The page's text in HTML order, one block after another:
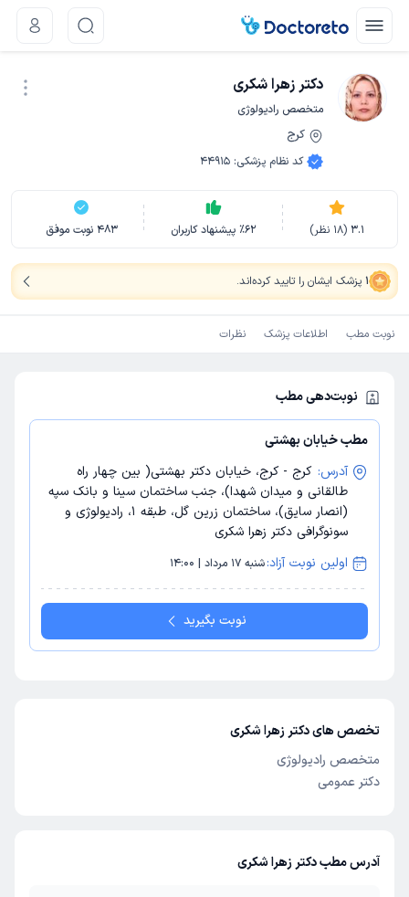
دکتر زهرا شکری
متخصص رادیولوژی
کرج
کد نظام پزشکی:
44915
3.1
(
18 نظر) ٪62 پیشنهاد کاربران 483 نوبت موفق
1 پزشک ایشان را تایید کرده‌اند.
نوبت مطب اطلاعات پزشک نظرات
نوبت‌دهی مطب
مطب خیابان بهشتی
آدرس: کرج - کرج، خیابان دکتر بهشتی( بین چهار راه
طالقانی و میدان شهدا)، جنب ساختمان سینا و بانک سپه
(انصار سایق)، ساختمان زرین گل، طبقه 1، رادیولوژی و
سونوگرافی دکتر زهرا شکری
اولین نوبت آزاد:شنبه 17 مرداد | 14:00
نوبت بگیرید
تخصص های دکتر زهرا شکری
متخصص رادیولوژی
دکتر عمومی
آدرس مطب دکتر زهرا شکری